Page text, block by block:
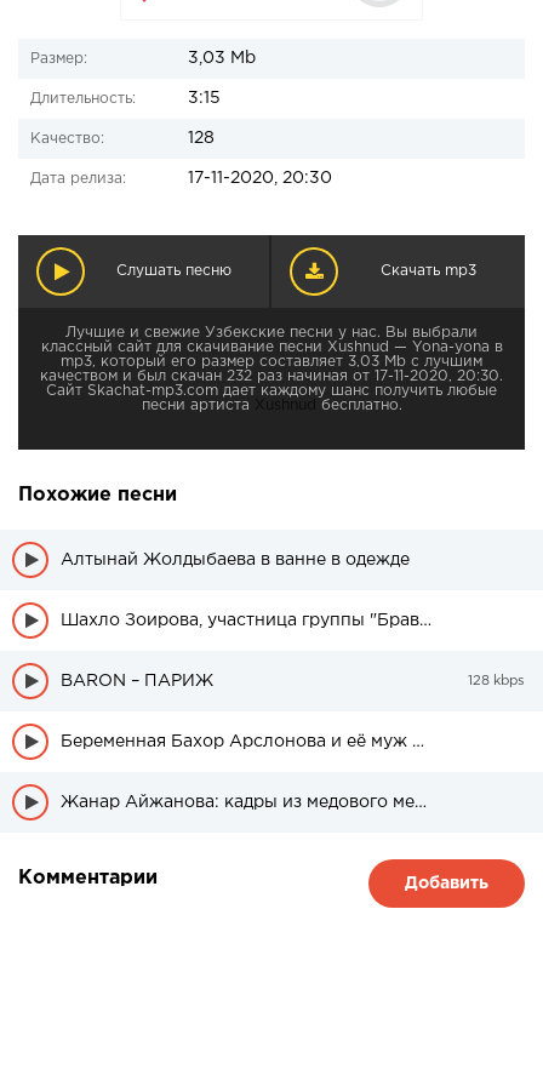
Размер: 3,03 Mb
Длительность: 3:15
Качество: 128
Дата релиза: 17-11-2020, 20:30
Слушать песню Скачать mp3
Лучшие и свежие Узбекские песни у нас. Вы выбрали
классный сайт для скачивание песни Xushnud — Yona-yona в
mp3, который его размер составляет 3,03 Mb с лучшим
качеством и был скачан 232 раз начиная от 17-11-2020, 20:30.
Сайт Skachat-mp3.com дает каждому шанс получить любые
песни артиста
Xushnud бесплатно.
Похожие песни
Алтынай Жолдыбаева в ванне в одежде
Шахло Зоирова, участница группы "Браво" была в свадебном платье
BARON – ПАРИЖ 128 kbps
Беременная Бахор Арслонова и её муж на фотосессии
Жанар Айжанова: кадры из медового месяца дочери
Комментарии Добавить